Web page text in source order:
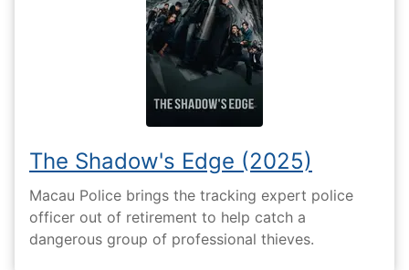
The Shadow's Edge (2025)
Macau Police brings the tracking expert police
officer out of retirement to help catch a
dangerous group of professional thieves.